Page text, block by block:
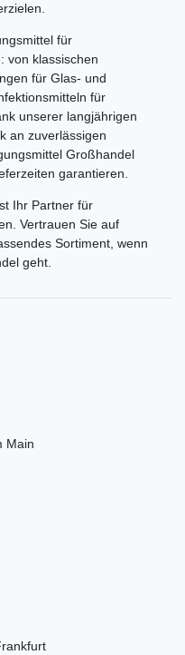
für
von klassischen
für Glas- und
für
unserer langjährigen
an zuverlässigen
Großhandel
garantieren.
Ihr Partner für
Vertrauen Sie auf
Sortiment, wenn
geht.
Main